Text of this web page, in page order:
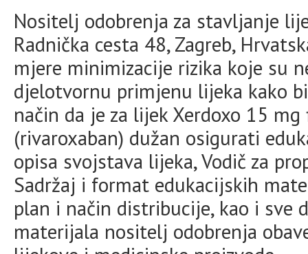
Nositelj odobrenja za stavljanje
Radnička cesta 48, Zagreb,
mjere minimizacije rizika koje su
djelotvornu primjenu lijeka kako
način da je za lijek Xerdoxo 15
(rivaroxaban) dužan osigurati
opisa svojstava lijeka, Vodič za
Sadržaj i format edukacijskih
plan i način distribucije, kao i sve
materijala nositelj odobrenja